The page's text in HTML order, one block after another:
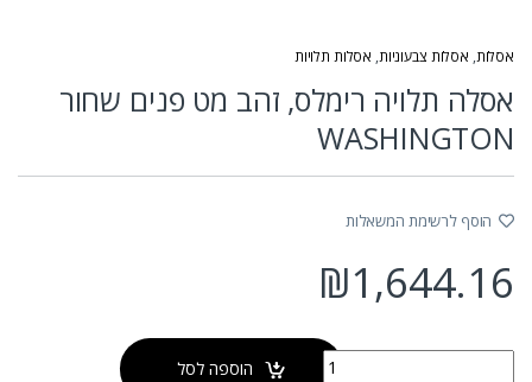
אסלות, אסלות צבעוניות, אסלות תלויות
אסלה תלויה רימלס, זהב מט פנים שחור
WASHINGTON
הוסף לרשימת המשאלות
₪1,644.16
כמות של אסלה תלויה רימלס, זהב מט פנים שחור WASHINGTON
הוספה לסל